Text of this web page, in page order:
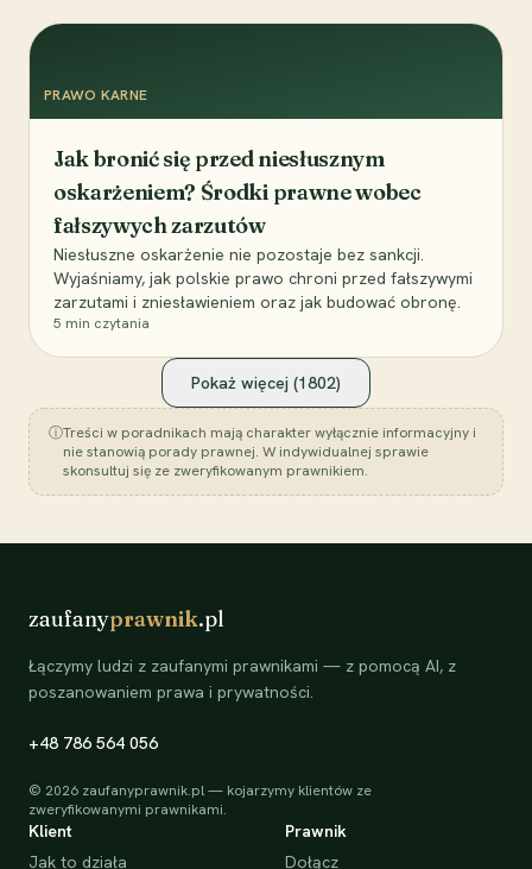
PRAWO KARNE
Jak bronić się przed niesłusznym
oskarżeniem? Środki prawne wobec
fałszywych zarzutów
Niesłuszne oskarżenie nie pozostaje bez sankcji.
Wyjaśniamy, jak polskie prawo chroni przed fałszywymi
zarzutami i zniesławieniem oraz jak budować obronę.
5 min czytania
Pokaż więcej (1802)
ⓘTreści w poradnikach mają charakter wyłącznie informacyjny i
nie stanowią porady prawnej. W indywidualnej sprawie
skonsultuj się ze zweryfikowanym prawnikiem.
zaufanyprawnik.pl
Łączymy ludzi z zaufanymi prawnikami — z pomocą AI, z
poszanowaniem prawa i prywatności.
+48 786 564 056
© 2026 zaufanyprawnik.pl — kojarzymy klientów ze
zweryfikowanymi prawnikami.
Klient
Jak to działa
Prawnik
Dołącz